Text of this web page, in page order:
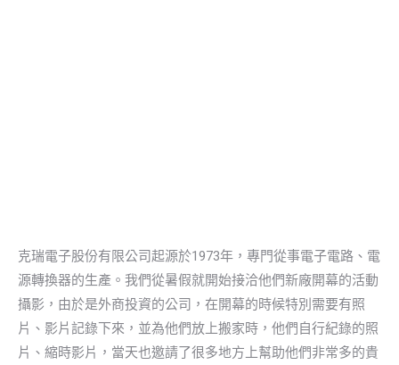
克瑞電子股份有限公司起源於1973年，專門從事電子電路、電
源轉換器的生產。我們從暑假就開始接洽他們新廠開幕的活動
攝影，由於是外商投資的公司，在開幕的時候特別需要有照
片、影片記錄下來，並為他們放上搬家時，他們自行紀錄的照
片、縮時影片，當天也邀請了很多地方上幫助他們非常多的貴